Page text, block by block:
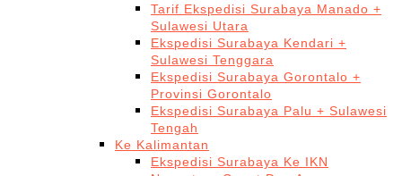
Tarif Ekspedisi Surabaya Manado +
Sulawesi Utara
Ekspedisi Surabaya Kendari +
Sulawesi Tenggara
Ekspedisi Surabaya Gorontalo +
Provinsi Gorontalo
Ekspedisi Surabaya Palu + Sulawesi
Tengah
Ke Kalimantan
Ekspedisi Surabaya Ke IKN